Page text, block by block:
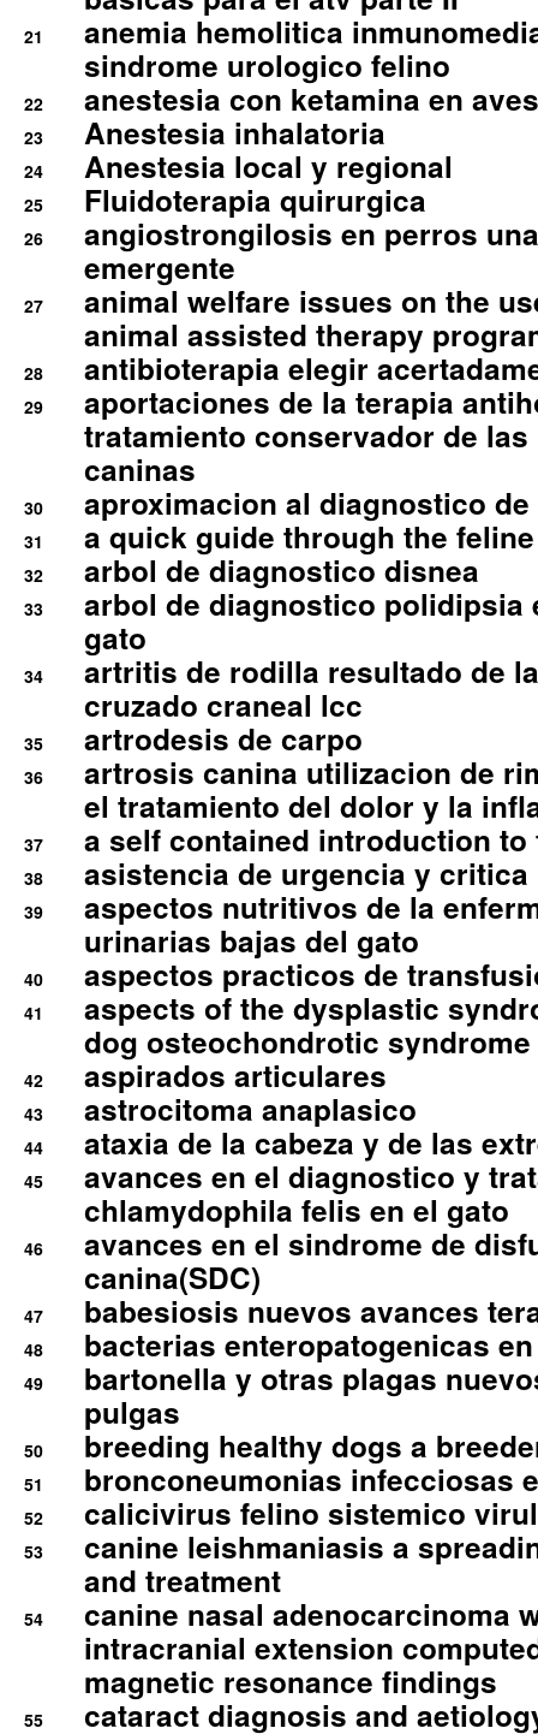
21
anemia hemolitica
sindrome urologico felino
22 anestesia con ketamina en
23 Anestesia inhalatoria
24 Anestesia local y regional
25 Fluidoterapia quirurgica
26
angiostrongilosis en perros
emergente
27
animal welfare issues on the
animal assisted therapy
28 antibioterapia elegir
29
aportaciones de la terapia
tratamiento conservador de
caninas
30 aproximacion al diagnostico
31 a quick guide through the
32 arbol de diagnostico disnea
33
arbol de diagnostico polidipsia
gato
34
artritis de rodilla resultado de
cruzado craneal lcc
35 artrodesis de carpo
36
artrosis canina utilizacion de
el tratamiento del dolor y la
37 a self contained introduction
38 asistencia de urgencia y
39
aspectos nutritivos de la
urinarias bajas del gato
40 aspectos practicos de
41
aspects of the dysplastic
dog osteochondrotic syndrome
42 aspirados articulares
43 astrocitoma anaplasico
44 ataxia de la cabeza y de las
45
avances en el diagnostico y
chlamydophila felis en el gato
46
avances en el sindrome de
canina(SDC)
47 babesiosis nuevos avances
48 bacterias enteropatogenicas
49
bartonella y otras plagas
pulgas
50 breeding healthy dogs a
51 bronconeumonias infecciosas
52 calicivirus felino sistemico
53
canine leishmaniasis a
and treatment
54
canine nasal adenocarcinoma
intracranial extension
magnetic resonance findings
55 cataract diagnosis and